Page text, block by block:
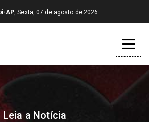
AP, Sexta, 07 de agosto de 2026.
Leia a Notícia